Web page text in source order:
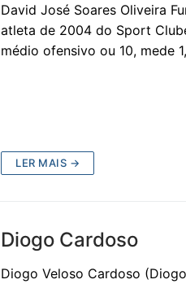
David José Soares Oliveira
atleta de 2004 do Sport
médio ofensivo ou 10, mede
LER MAIS →
Diogo Cardoso
Diogo Veloso Cardoso